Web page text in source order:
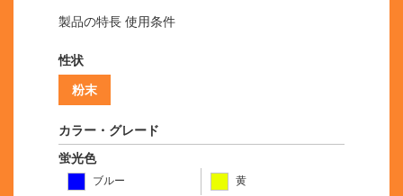
製品の特長 使用条件
性状
粉末
カラー・グレード
蛍光色
ブルー 黄